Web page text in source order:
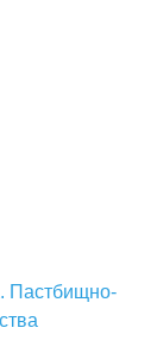
Пастбищно-